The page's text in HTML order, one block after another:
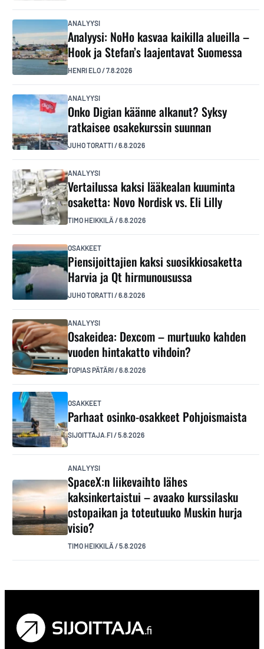
ANALYYSI
Analyysi: NoHo kasvaa kaikilla alueilla –
Hook ja Stefan’s laajentavat Suomessa
HENRI ELO/7.8.2026
ANALYYSI
Onko Digian käänne alkanut? Syksy
ratkaisee osakekurssin suunnan
JUHO TORATTI/6.8.2026
ANALYYSI
Vertailussa kaksi lääkealan kuuminta
osaketta: Novo Nordisk vs. Eli Lilly
TIMO HEIKKILÄ /6.8.2026
OSAKKEET
Piensijoittajien kaksi suosikkiosaketta
Harvia ja Qt hirmunousussa
JUHO TORATTI/6.8.2026
ANALYYSI
Osakeidea: Dexcom – murtuuko kahden
vuoden hintakatto vihdoin?
TOPIAS PÄTÄRI/6.8.2026
OSAKKEET
Parhaat osinko-osakkeet Pohjoismaista
SIJOITTAJA.FI/5.8.2026
ANALYYSI
SpaceX:n liikevaihto lähes
kaksinkertaistui – avaako kurssilasku
ostopaikan ja toteutuuko Muskin hurja
visio?
TIMO HEIKKILÄ /5.8.2026